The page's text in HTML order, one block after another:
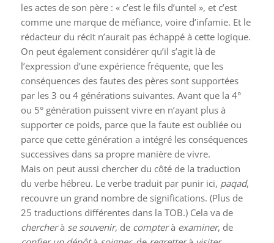
les actes de son père : « c’est le fils d’untel », et c’est
comme une marque de méfiance, voire d’infamie. Et le
rédacteur du récit n’aurait pas échappé à cette logique.
On peut également considérer qu’il s’agit là de
l’expression d’une expérience fréquente, que les
conséquences des fautes des pères sont supportées
par les 3 ou 4 générations suivantes. Avant que la 4°
ou 5° génération puissent vivre en n’ayant plus à
supporter ce poids, parce que la faute est oubliée ou
parce que cette génération a intégré les conséquences
successives dans sa propre manière de vivre.
Mais on peut aussi chercher du côté de la traduction
du verbe hébreu. Le verbe traduit par punir ici, paqad,
recouvre un grand nombre de significations. (Plus de
25 traductions différentes dans la TOB.) Cela va de
chercherà se souvenir, de compterà examiner, de